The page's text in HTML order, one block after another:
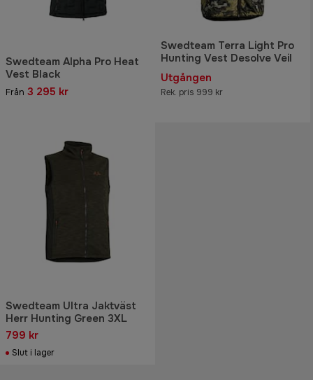
Swedteam Alpha Pro Heat
Vest Black
Från 3 295 kr
Swedteam Terra Light Pro
Hunting Vest Desolve Veil
Utgången
Rek. pris 999 kr
Swedteam Ultra Jaktväst
Herr Hunting Green 3XL
799 kr
Slut i lager